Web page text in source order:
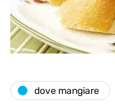
dove mangiare